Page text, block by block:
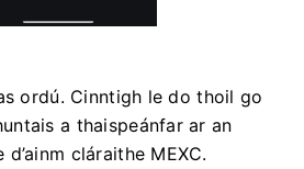
ordú. Cinntigh le do thoil go
a thaispeánfar ar an
d’ainm cláraithe MEXC.